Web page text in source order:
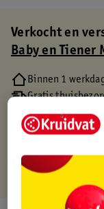
Verkocht en
Baby en Tiener
Binnen 1
Gratis
Gratis
Gratis punten